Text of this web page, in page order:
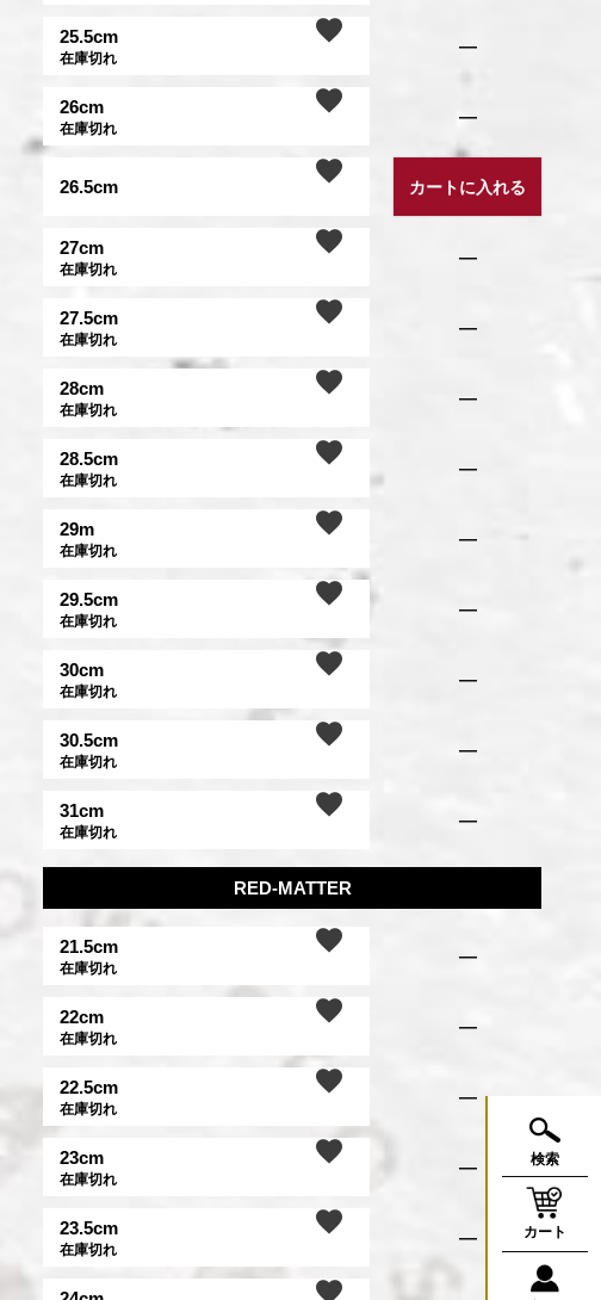
25.5cm
在庫切れ
—
26cm
在庫切れ
—
26.5cm カートに入れる
27cm
在庫切れ
—
27.5cm
在庫切れ
—
28cm
在庫切れ
—
28.5cm
在庫切れ
—
29m
在庫切れ
—
29.5cm
在庫切れ
—
30cm
在庫切れ
—
30.5cm
在庫切れ
—
31cm
在庫切れ
—
RED-MATTER
21.5cm
在庫切れ
—
22cm
在庫切れ
—
22.5cm
在庫切れ
—
23cm
在庫切れ
—
23.5cm
在庫切れ
—
検索
カート